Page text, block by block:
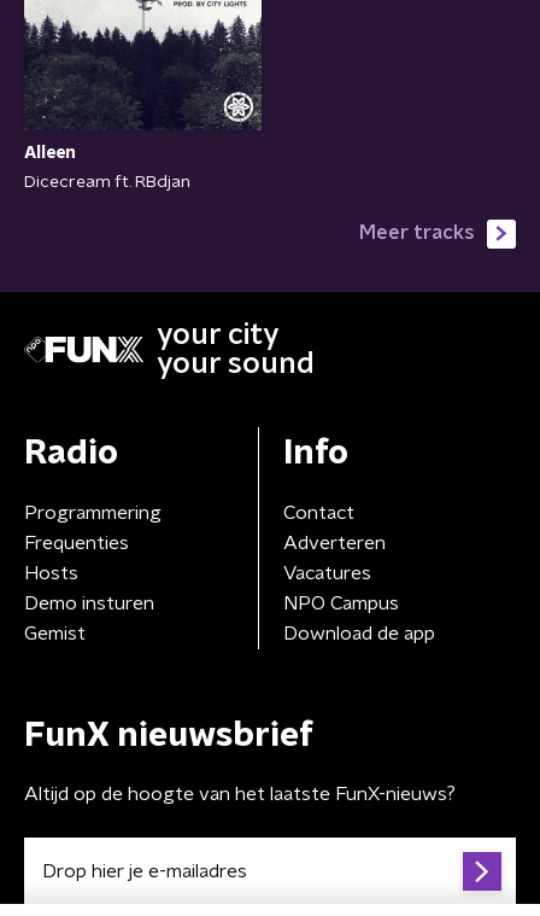
Alleen
Dicecream ft. RBdjan
Meer tracks
your city
your sound
Radio
Programmering
Frequenties
Hosts
Demo insturen
Gemist
Info
Contact
Adverteren
Vacatures
NPO Campus
Download de app
FunX nieuwsbrief
Altijd op de hoogte van het laatste FunX-nieuws?